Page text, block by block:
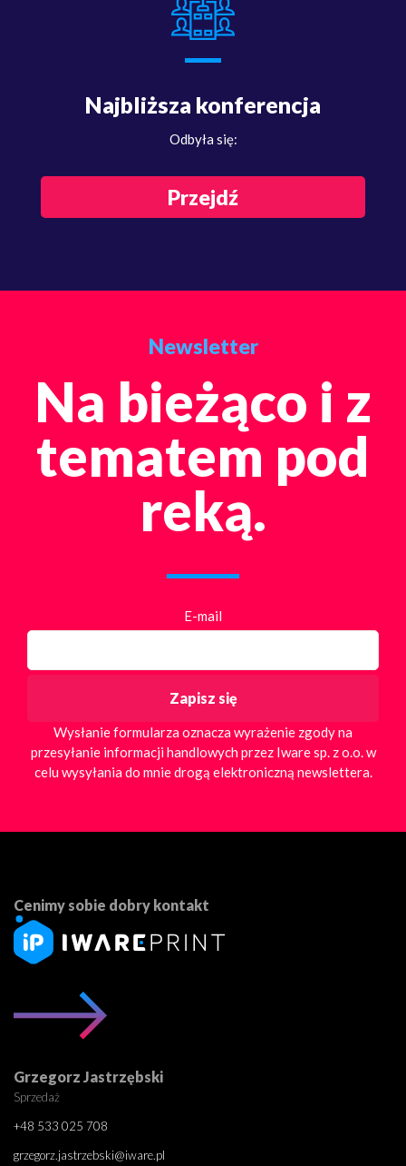
Najbliższa konferencja
Odbyła się:
Przejdź
Newsletter
Na bieżąco i z
tematem pod
reką.
E-mail
Wysłanie formularza oznacza wyrażenie zgody na
przesyłanie informacji handlowych przez Iware sp. z o.o. w
celu wysyłania do mnie drogą elektroniczną newslettera.
Cenimy sobie dobry kontakt
Grzegorz Jastrzębski
Sprzedaż
+48 533 025 708
grzegorz.jastrzebski@iware.pl